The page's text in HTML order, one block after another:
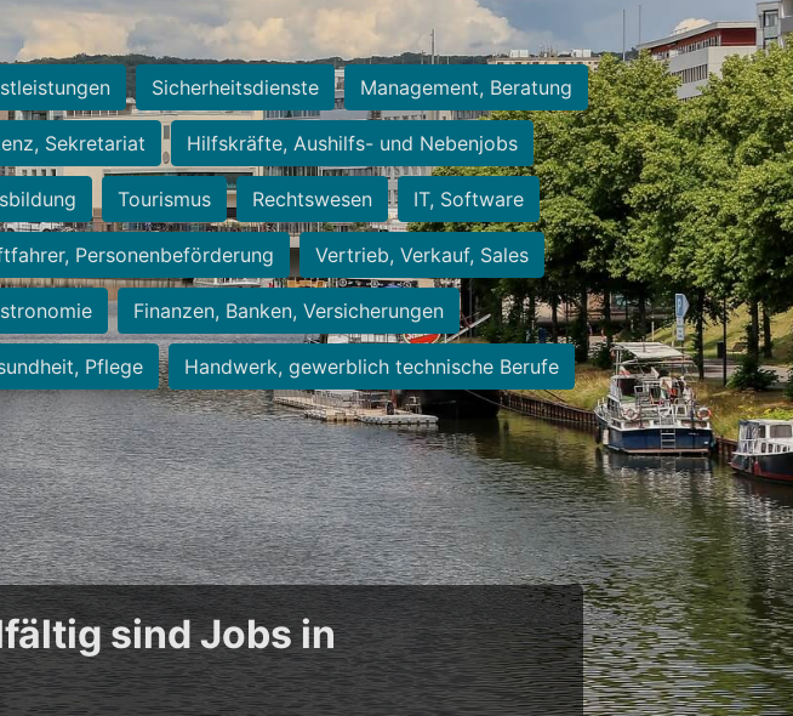
Sicherheitsdienste Management, Beratung
Sekretariat Hilfskräfte, Aushilfs- und Nebenjobs
Tourismus Rechtswesen IT, Software
Personenbeförderung Vertrieb, Verkauf, Sales
Finanzen, Banken, Versicherungen
Pflege Handwerk, gewerblich technische Berufe
sind Jobs in